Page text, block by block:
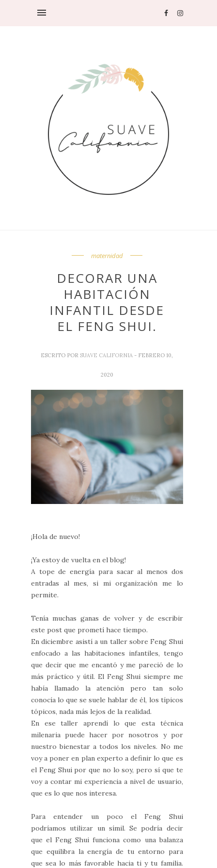
maternidad
DECORAR UNA
HABITACIÓN
INFANTIL DESDE
EL FENG SHUI.
ESCRITO POR SUAVE CALIFORNIA - FEBRERO 10,
2020
¡Hola de nuevo!
¡Ya estoy de vuelta en el blog!
A tope de energía para sacar al menos dos
entradas al mes, si mi organización me lo
permite.
Tenía muchas ganas de volver y de escribir
este post que prometí hace tiempo.
En diciembre asistí a un taller sobre Feng Shui
enfocado a las habitaciones infantiles, tengo
que decir que me encantó y me pareció de lo
más práctico y útil. El Feng Shui siempre me
había llamado la atención pero tan solo
conocía lo que se suele hablar de él, los típicos
tópicos, nada más lejos de la realidad.
En ese taller aprendí lo que esta técnica
milenaria puede hacer por nosotros y por
nuestro bienestar a todos los niveles. No me
voy a poner en plan experto a definir lo que es
el Feng Shui por que no lo soy, pero sí que te
voy a contar mi experiencia a nivel de usuario,
que es lo que nos interesa.
Para entender un poco el Feng Shui
podríamos utilizar un símil. Se podría decir
que el Feng Shui funciona como una balanza
que equilibra la energía de tu entorno para
que sea lo más favorable hacia ti y tu familia.